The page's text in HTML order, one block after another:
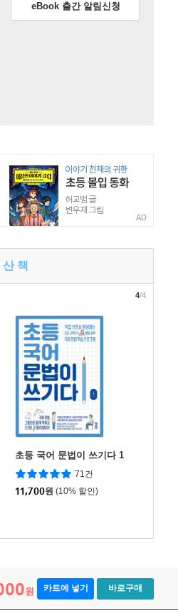
eBook 출간 알림신청
AD
책
초등 국어 문법이 쓰기다 1
71건
11,700원 (10% 할인)
4/4
원 카트에 넣기 바로구매